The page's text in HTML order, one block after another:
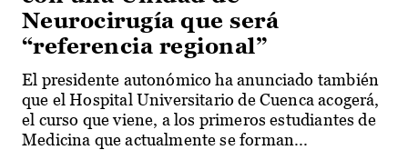
Neurocirugía que será
“referencia regional”
El presidente autonómico ha anunciado también
que el Hospital Universitario de Cuenca acogerá,
el curso que viene, a los primeros estudiantes de
Medicina que actualmente se forman...